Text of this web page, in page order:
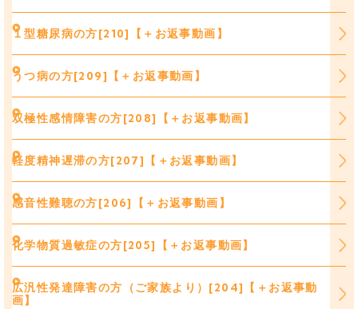
１型糖尿病の方[210]【＋お返事動画】
うつ病の方[209]【＋お返事動画】
双極性感情障害の方[208]【＋お返事動画】
軽度精神遅滞の方[207]【＋お返事動画】
感音性難聴の方[206]【＋お返事動画】
化学物質過敏症の方[205]【＋お返事動画】
広汎性発達障害の方（ご家族より）[204]【＋お返事動
画】